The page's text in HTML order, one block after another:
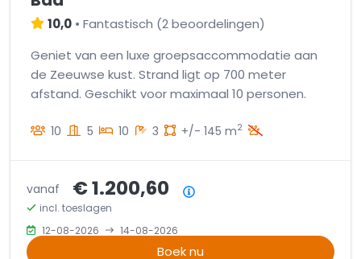
10,0 • Fantastisch (2 beoordelingen)
Geniet van een luxe groepsaccommodatie aan
de Zeeuwse kust. Strand ligt op 700 meter
afstand. Geschikt voor maximaal 10 personen.
10 5 10 3 +/- 145 m2
vanaf € 1.200,60
incl. toeslagen
12-08-2026
14-08-2026
Boek nu